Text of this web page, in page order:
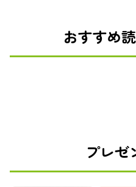
おすすめ
プレゼ